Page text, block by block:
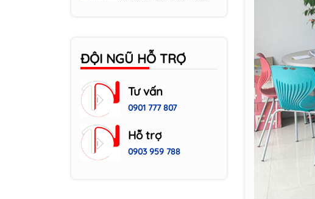
Sửa máy Photocopy
Nai
Sửa máy in giá rẻ
Biên Hòa Đồng Nai
ĐỘI NGŨ HỖ TRỢ
Tư vấn
0901 777 807
Hỗ trợ
0903 959 788